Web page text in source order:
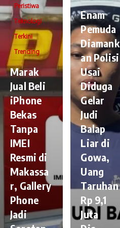
Peristiwa
Teknologi
Terkini
Trending
​Marak
Jual Beli
iPhone
Bekas
Tanpa
IMEI
Resmi di
Makassa
r, Gallery
Phone
Jadi
Enam
Pemuda
Diamank
an Polisi
Usai
Diduga
Gelar
Judi
Balap
Liar di
Gowa,
Uang
Taruhan
Rp 9,1
Juta